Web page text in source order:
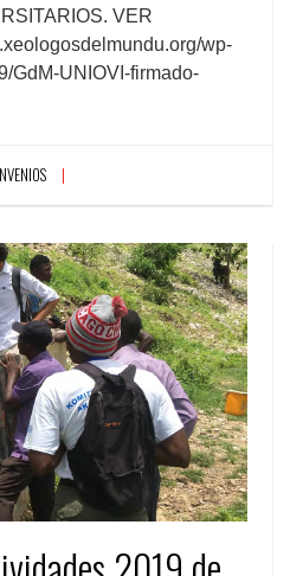
VER
wp-
GdM-UNIOVI-firmado-